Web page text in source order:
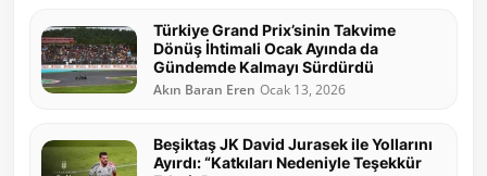
Türkiye Grand Prix’sinin Takvime
Dönüş İhtimali Ocak Ayında da
Gündemde Kalmayı Sürdürdü
Akın Baran Eren Ocak 13, 2026
Beşiktaş JK David Jurasek ile Yollarını
Ayırdı: “Katkıları Nedeniyle Teşekkür